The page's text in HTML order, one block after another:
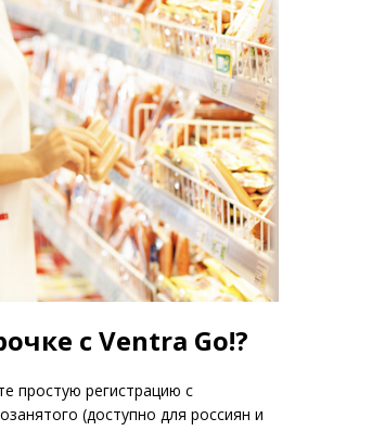
с Ventra Go!?
простую регистрацию с
(доступно для россиян и